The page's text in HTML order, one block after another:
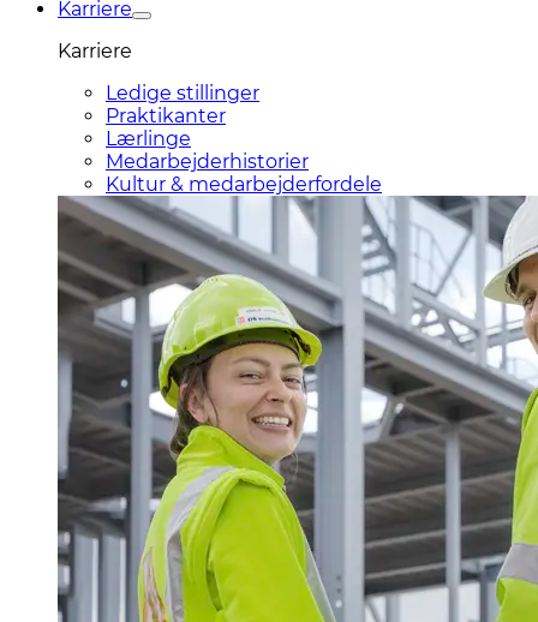
Karriere
Karriere
Ledige stillinger
Praktikanter
Lærlinge
Medarbejderhistorier
Kultur & medarbejderfordele